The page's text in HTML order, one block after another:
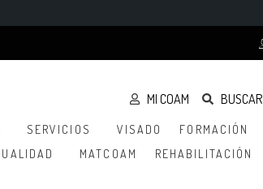
MI COAM BUSCAR
SERVICIOS VISADO FORMACIÓN
MATCOAM REHABILITACIÓN